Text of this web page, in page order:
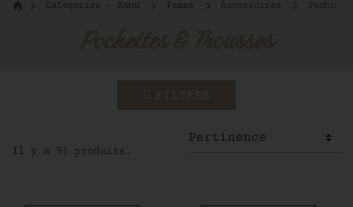
Categories - Menu Femme Accessoires
Il y a 51 produits.